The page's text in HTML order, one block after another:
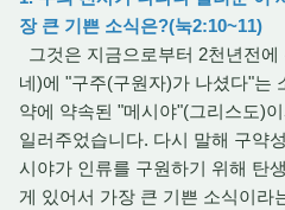
장 큰 기쁜 소식은?(눅2:10~11)
그것은 지금으로부터 2천년전
네)에 "구주(구원자)가 나셨다"는
약에 약속된 "메시야"(그리스도)
일러주었습니다. 다시 말해 구약
시야가 인류를 구원하기 위해 탄
게 있어서 가장 큰 기쁜 소식이라